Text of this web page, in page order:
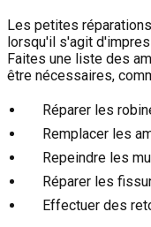
Les petites
lorsqu'il s'agit
Faites une liste des
être nécessaires,
Réparer les
Remplacer les
Repeindre les
Réparer les
Effectuer des